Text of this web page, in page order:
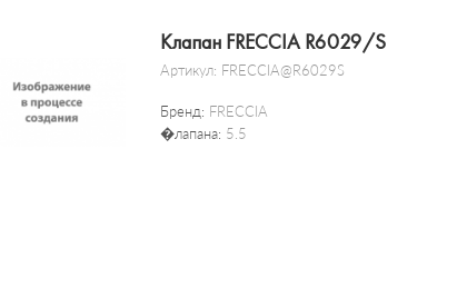
Клапан FRECCIA R6029/S
Артикул: FRECCIA@R6029S
Бренд: FRECCIA
�лапана: 5.5